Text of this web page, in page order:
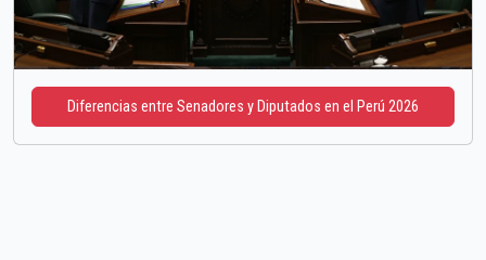
Diferencias entre Senadores y Diputados en el Perú 2026